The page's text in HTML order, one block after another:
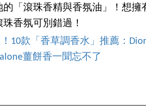
「滾珠香精與香氛油」！想擁
香氛可別錯過！
10款「香草調香水」推薦：Dior
薑餅香一聞忘不了